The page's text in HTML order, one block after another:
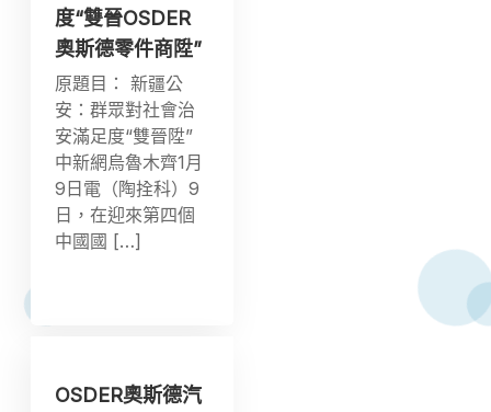
度“雙晉OSDER
奧斯德零件商陞”
原題目： 新疆公
安：群眾對社會治
安滿足度“雙晉陞”
中新網烏魯木齊1月
9日電（陶拴科）9
日，在迎來第四個
中國國 […]
OSDER奧斯德汽